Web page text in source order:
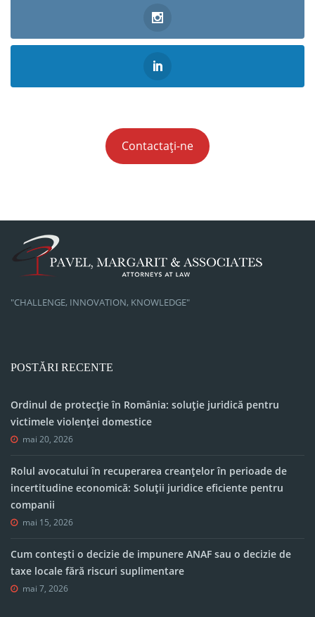
Contactați-ne
"CHALLENGE, INNOVATION, KNOWLEDGE"
POSTĂRI RECENTE
Ordinul de protecție în România: soluție juridică pentru
victimele violenței domestice
mai 20, 2026
Rolul avocatului în recuperarea creanțelor în perioade de
incertitudine economică: Soluții juridice eficiente pentru
companii
mai 15, 2026
Cum contești o decizie de impunere ANAF sau o decizie de
taxe locale fără riscuri suplimentare
mai 7, 2026